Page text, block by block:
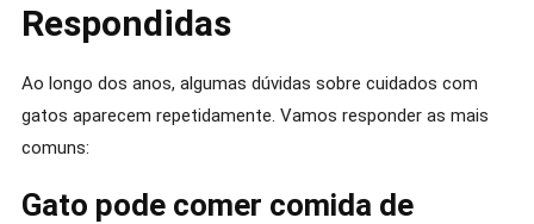
Respondidas
Ao longo dos anos, algumas dúvidas sobre cuidados com
gatos aparecem repetidamente. Vamos responder as mais
comuns:
Gato pode comer comida de